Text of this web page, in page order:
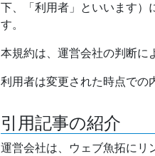
下、「利用者」といいます）
す。
本規約は、運営会社の判断に
利用者は変更された時点での
引用記事の紹介
運営会社は、ウェブ魚拓にリ